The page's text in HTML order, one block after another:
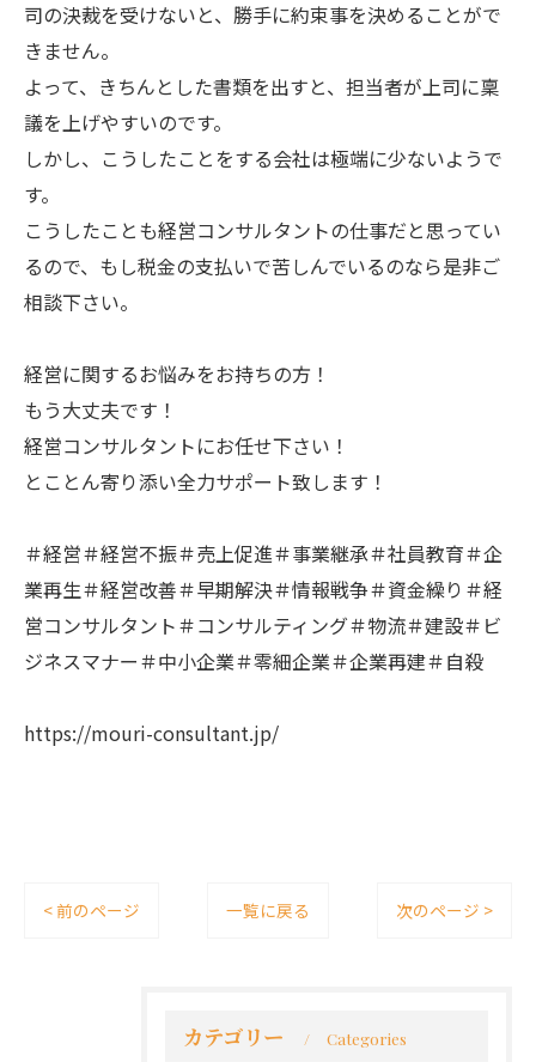
司の決裁を受けないと、勝手に約束事を決めることがで
きません。
よって、きちんとした書類を出すと、担当者が上司に稟
議を上げやすいのです。
しかし、こうしたことをする会社は極端に少ないようで
す。
こうしたことも経営コンサルタントの仕事だと思ってい
るので、もし税金の支払いで苦しんでいるのなら是非ご
相談下さい。
経営に関するお悩みをお持ちの方！
もう大丈夫です！
経営コンサルタントにお任せ下さい！
とことん寄り添い全力サポート致します！
＃経営＃経営不振＃売上促進＃事業継承＃社員教育＃企
業再生＃経営改善＃早期解決＃情報戦争＃資金繰り＃経
営コンサルタント＃コンサルティング＃物流＃建設＃ビ
ジネスマナー＃中小企業＃零細企業＃企業再建＃自殺
https://mouri-consultant.jp/
< 前のページ 一覧に戻る 次のページ >
カテゴリー Categories